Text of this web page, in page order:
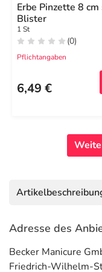
Erbe Pinzette 8 cm
Blister
1 St
(0)
Pflichtangaben
6,49 €
Adresse des
Becker Manicure
Friedrich-Wilhelm-